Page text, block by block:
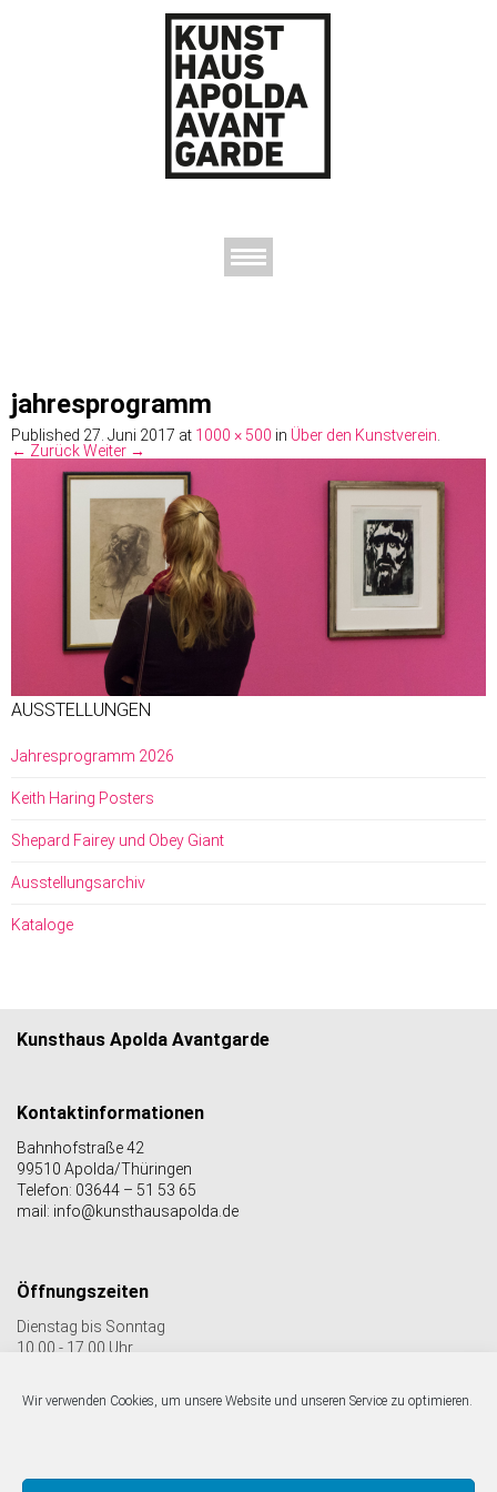
Wir verwenden Cookies, um unsere Website und unseren Service zu optimieren.
jahresprogramm
Published 27. Juni 2017 at 1000 × 500 in Über den Kunstverein.
← ZurückWeiter →
AUSSTELLUNGEN
Jahresprogramm 2026
Keith Haring Posters
Shepard Fairey und Obey Giant
Ausstellungsarchiv
Kataloge
Kunsthaus Apolda Avantgarde
Kontaktinformationen
Bahnhofstraße 42
99510 Apolda/Thüringen
Telefon: 03644 – 51 53 65
mail: info@kunsthausapolda.de
Öffnungszeiten
Dienstag bis Sonntag
10.00 - 17.00 Uhr